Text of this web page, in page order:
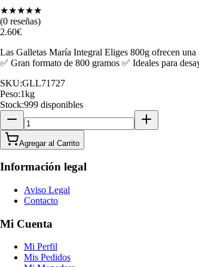
★★★★★
(0 reseñas)
2.60€
Las Galletas María Integral Eliges 800g ofrecen
✅ Gran formato de 800 gramos ✅ Ideales para
SKU:GLL71727
Peso:1kg
Stock:999 disponibles
Agregar al Carrito
Información legal
Aviso Legal
Contacto
Mi Cuenta
Mi Perfil
Mis Pedidos